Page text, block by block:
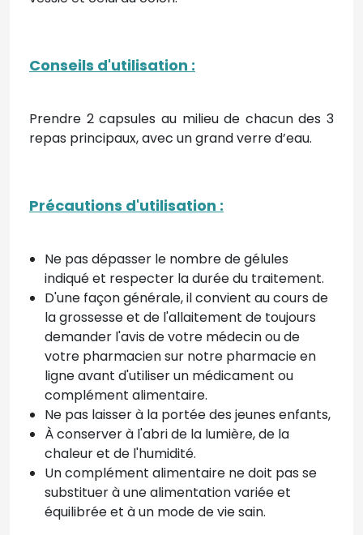
Conseils d'utilisation :
Prendre 2 capsules au milieu de chacun des 3
repas principaux, avec un grand verre d’eau.
Précautions d'utilisation :
Ne pas dépasser le nombre de gélules
indiqué et respecter la durée du traitement.
D'une façon générale, il convient au cours de
la grossesse et de l'allaitement de toujours
demander l'avis de votre médecin ou de
votre pharmacien sur notre pharmacie en
ligne avant d'utiliser un médicament ou
complément alimentaire.
Ne pas laisser à la portée des jeunes enfants,
À conserver à l'abri de la lumière, de la
chaleur et de l'humidité.
Un complément alimentaire ne doit pas se
substituer à une alimentation variée et
équilibrée et à un mode de vie sain.